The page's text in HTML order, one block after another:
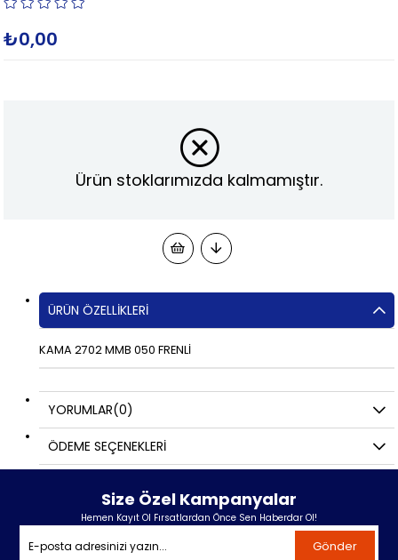
₺0,00
Ürün stoklarımızda kalmamıştır.
ÜRÜN ÖZELLIKLERI
KAMA 2702 MMB 050 FRENLİ
YORUMLAR(0)
ÖDEME SEÇENEKLERI
Size Özel Kampanyalar
Hemen Kayıt Ol Fırsatlardan Önce Sen Haberdar Ol!
Gönder